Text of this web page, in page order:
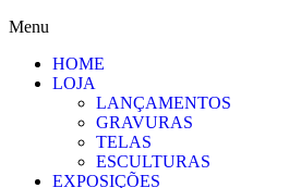
Menu
HOME
LOJA
LANÇAMENTOS
GRAVURAS
TELAS
ESCULTURAS
EXPOSIÇÕES